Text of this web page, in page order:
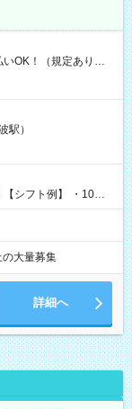
ビニATMから 日払
駅）
の大量募集
詳細へ